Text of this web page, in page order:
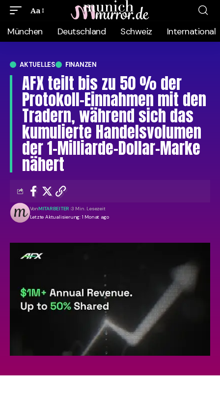
Aa
München Deutschland Schweiz International
AKTUELLES FINANZEN
AFX teilt bis zu 50 % der
Protokoll-Einnahmen mit den
Tradern, während sich das
kumulierte Handelsvolumen
der 1-Milliarde-Dollar-Marke
nähert
Letzte Aktualisierung: 1 Monat ago
VonMITARBEITER 3 Min. Lesezeit